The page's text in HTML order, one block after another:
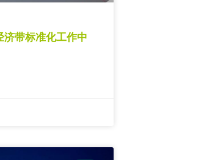
带标准化工作中